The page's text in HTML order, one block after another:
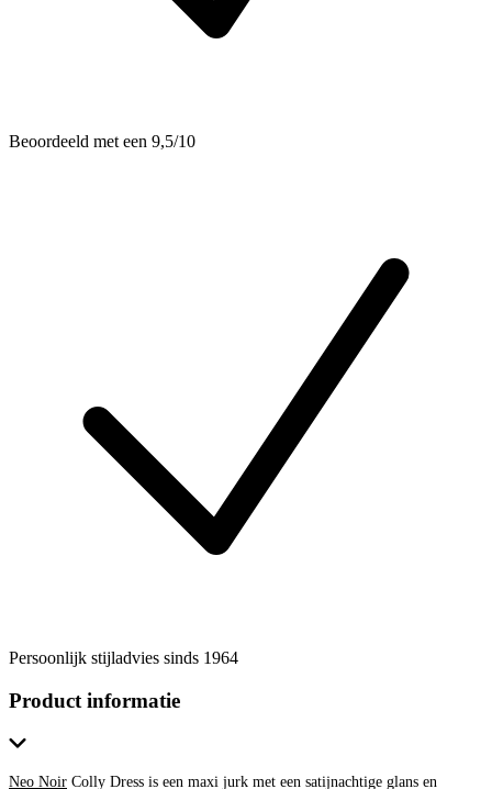
Beoordeeld met een 9,5/10
Persoonlijk stijladvies sinds 1964
Product informatie
Neo Noir Colly Dress is een maxi jurk met een satijnachtige glans en